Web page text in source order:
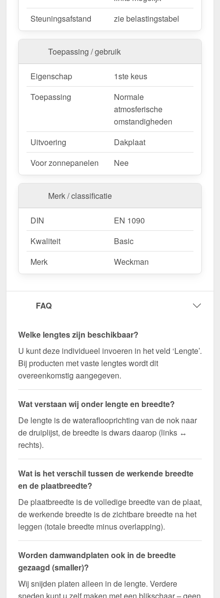
Bestel nu Damwandplaat 20/1100 | Dak | Anti-
Drup 1000 g/m² – Snelle levering & met 10 jaar
garantie!
Duurzaam, weerbestendig, op maat gemaakt - bestel
nu en profiteer van een snelle levering!
Wegens maatwerk / customisatie van herroepingsrecht uitgezonderd
Steuningsafstand
zie belastingstabel
Toepassing / gebruik
Eigenschap
1ste keus
Toepassing
Normale
atmosferische
omstandigheden
Uitvoering
Dakplaat
Voor zonnepanelen
Nee
Merk / classificatie
DIN
EN 1090
Kwaliteit
Basic
Merk
Weckman
FAQ
Welke lengtes zijn beschikbaar?
U kunt deze individueel invoeren in het veld ‘Lengte’.
Bij producten met vaste lengtes wordt dit
overeenkomstig aangegeven.
Wat verstaan wij onder lengte en breedte?
De lengte is de wateraflooprichting van de nok naar
de druiplijst, de breedte is dwars daarop (links ↔
rechts).
Wat is het verschil tussen de werkende breedte
en de plaatbreedte?
De plaatbreedte is de volledige breedte van de plaat,
de werkende breedte is de zichtbare breedte na het
leggen (totale breedte minus overlapping).
Worden damwandplaten ook in de breedte
gezaagd (smaller)?
Wij snijden platen alleen in de lengte. Verdere